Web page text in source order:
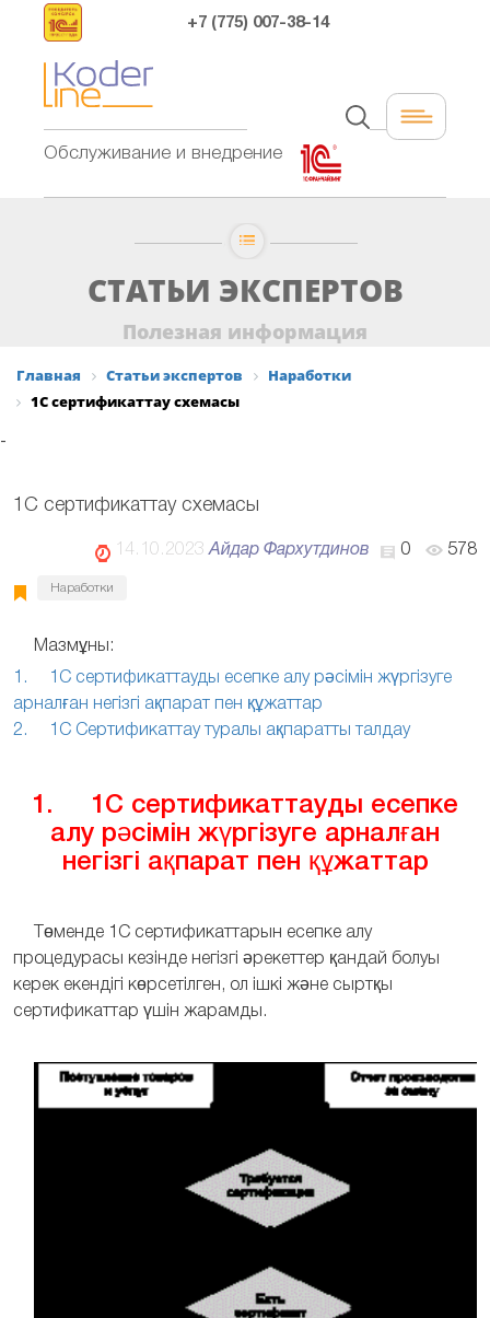
Обслуживание и внедрение
+7 (775) 007-38-14
СТАТЬИ ЭКСПЕРТОВ
Полезная информация
Главная Статьи экспертов
Наработки
1С сертификаттау схемасы
-
1С сертификаттау схемасы
0 578
14.10.2023 Айдар Фархутдинов
Наработки
Мазмұны:
1. 1С сертификаттауды есепке алу рәсімін жүргізуге
арналған негізгі ақпарат пен құжаттар
2. 1С Сертификаттау туралы ақпаратты талдау
1. 1С сертификаттауды есепке
алу рәсімін жүргізуге арналған
негізгі ақпарат пен құжаттар
Төменде 1С сертификаттарын есепке алу
процедурасы кезінде негізгі әрекеттер қандай болуы
керек екендігі көрсетілген, ол ішкі және сыртқы
сертификаттар үшін жарамды.